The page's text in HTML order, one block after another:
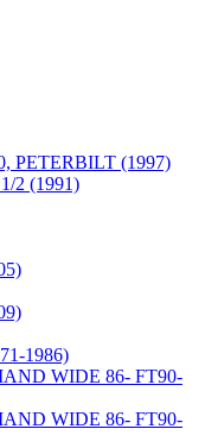
PETERBILT (1997)
2 (1991)
1986)
WIDE 86- FT90-
WIDE 86- FT90-